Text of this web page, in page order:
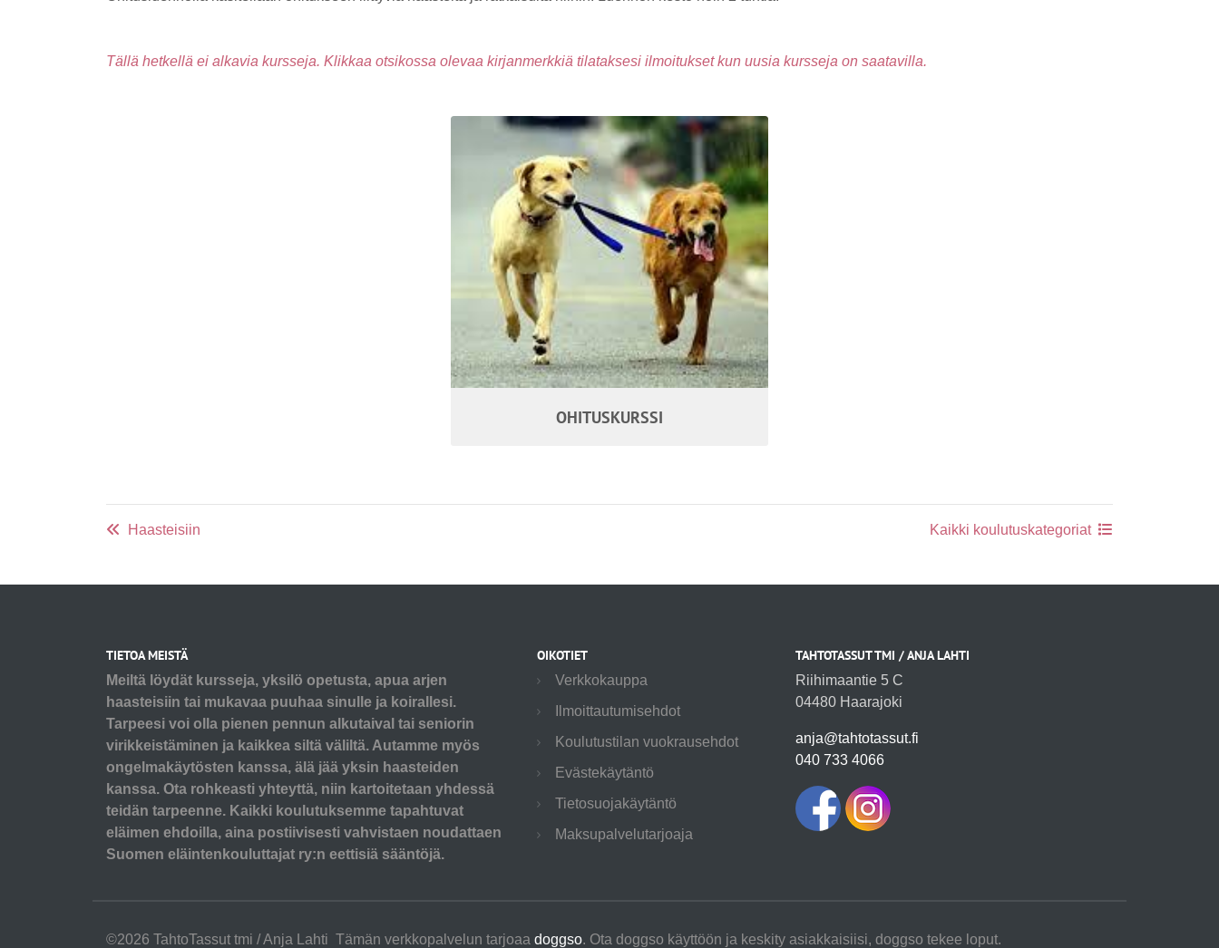
Tällä hetkellä ei alkavia kursseja. Klikkaa otsikossa olevaa kirjanmerkkiä tilataksesi ilmoitukset kun uusia kursseja on saatavilla.
OHITUSKURSSI
Haasteisiin Kaikki koulutuskategoriat
TIETOA MEISTÄ
Meiltä löydät kursseja, yksilö opetusta, apua arjen
haasteisiin tai mukavaa puuhaa sinulle ja koirallesi.
Tarpeesi voi olla pienen pennun alkutaival tai seniorin
virikkeistäminen ja kaikkea siltä väliltä. Autamme myös
ongelmakäytösten kanssa, älä jää yksin haasteiden
kanssa. Ota rohkeasti yhteyttä, niin kartoitetaan yhdessä
teidän tarpeenne. Kaikki koulutuksemme tapahtuvat
eläimen ehdoilla, aina postiivisesti vahvistaen noudattaen
Suomen eläintenkouluttajat ry:n eettisiä sääntöjä.
OIKOTIET
Verkkokauppa
Ilmoittautumisehdot
Koulutustilan vuokrausehdot
Evästekäytäntö
Tietosuojakäytäntö
Maksupalvelutarjoaja
TAHTOTASSUT TMI / ANJA LAHTI
Riihimaantie 5 C
04480 Haarajoki
anja@tahtotassut.fi
040 733 4066
©2026 TahtoTassut tmi / Anja Lahti Tämän verkkopalvelun tarjoaa doggso. Ota doggso käyttöön ja keskity asiakkaisiisi, doggso tekee loput.